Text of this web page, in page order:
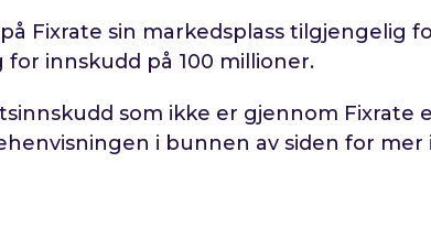
Fixrate sin markedsplass tilgjengelig
innskudd på 100 millioner.
som ikke er gjennom
i bunnen av siden for mer